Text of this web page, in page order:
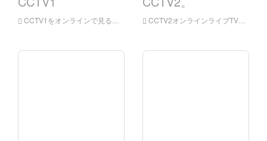
CCTV1をオンラインで見る中国中央テレビの統合チャネル（チャネルコールサイン：CCTV-1統合）は、中国の中央テレビが所有する北京語ベースの統合プログラムチャネルです。 このチャンネルは中国の中央テレビの最も早い、最も影響力のある統合チャネルです。 CCTV2オンラインライブTV、中国セントラルテレビ金融チャネルは、中国中心テレビが主に北京語で放送する金融拠点です。 このチャネルは専門の財務情報をその中核の内容として取り、補足的なコンテンツとしてライフサービスと消費者のファッションを使用します。